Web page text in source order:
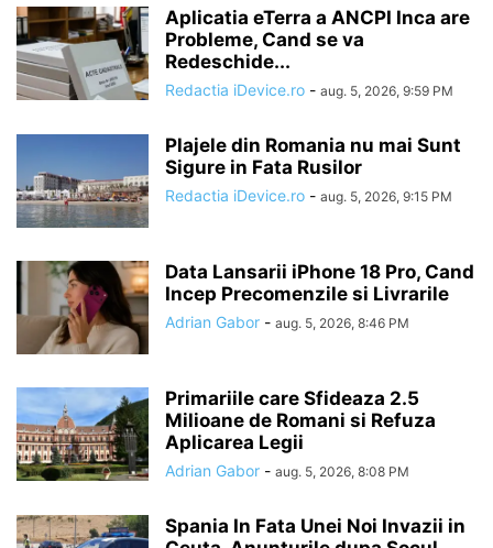
Aplicatia eTerra a ANCPI Inca are
Probleme, Cand se va
Redeschide...
Redactia iDevice.ro - aug. 5, 2026, 9:59 PM
Plajele din Romania nu mai Sunt
Sigure in Fata Rusilor
Redactia iDevice.ro - aug. 5, 2026, 9:15 PM
Data Lansarii iPhone 18 Pro, Cand
Incep Precomenzile si Livrarile
Adrian Gabor - aug. 5, 2026, 8:46 PM
Primariile care Sfideaza 2.5
Milioane de Romani si Refuza
Aplicarea Legii
Adrian Gabor - aug. 5, 2026, 8:08 PM
Spania In Fata Unei Noi Invazii in